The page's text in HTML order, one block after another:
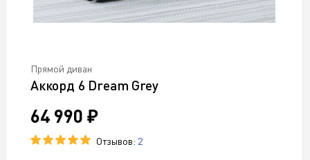
Прямой диван
Аккорд 6 Drеam Grey
64 990 ₽
Отзывов: 2